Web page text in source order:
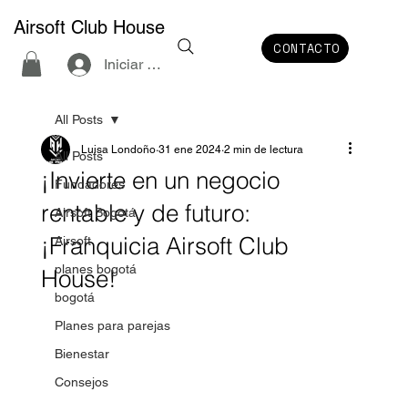
Airsoft Club House
CONTACTO
Iniciar sesión
All Posts
Fundadores
Airsoft Bogotá
Airsoft
planes bogotá
bogotá
Planes para parejas
Bienestar
Consejos
All Posts
¡Invierte en un negocio
rentable y de futuro:
¡Franquicia Airsoft Club
House!
Luisa Londoño 31 ene 2024 2 min de lectura